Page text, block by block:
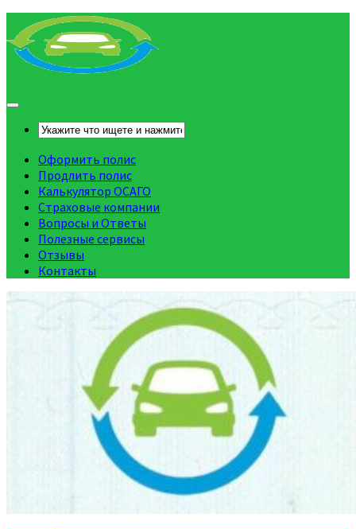
Оформить полис
Продлить полис
Калькулятор ОСАГО
Страховые компании
Вопросы и Ответы
Полезные сервисы
Отзывы
Контакты